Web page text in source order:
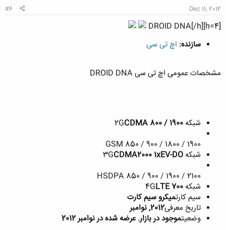
Dec 11, 2012
#6
[h=4]DROID DNA[/h]
سازنده: اچ تی سی
مشخصات عمومی اچ تی سی DROID DNA
شبکه 2G CDMA 800 / 1900
GSM 850 / 900 / 1800 / 1900
شبکه 3G CDMA2000 1xEV-DO
HSDPA 850 / 900 / 1900 / 2100
شبکه 4G LTE 700
سیم کارتمیکرو سیم کارت
تاریخ معرفی2012, نوامبر
وضعیتموجود در بازار. عرضه شده در نوامبر 2012